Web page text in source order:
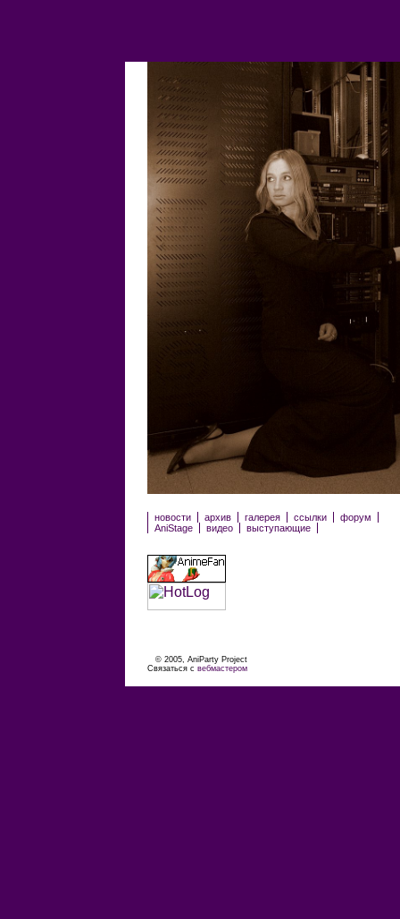
новости архив галерея ссылки
форум
AniStage
видео выступающие
© 2005, AniParty Project
Связаться с вебмастером